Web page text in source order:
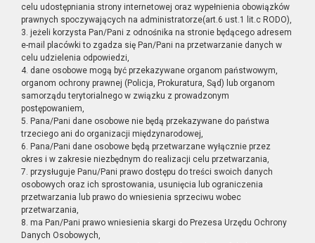
celu udostępniania strony internetowej oraz wypełnienia obowiązków
prawnych spoczywających na administratorze(art.6 ust.1 lit.c RODO),
3. jeżeli korzysta Pan/Pani z odnośnika na stronie będącego adresem
e-mail placówki to zgadza się Pan/Pani na przetwarzanie danych w
celu udzielenia odpowiedzi,
4. dane osobowe mogą być przekazywane organom państwowym,
organom ochrony prawnej (Policja, Prokuratura, Sąd) lub organom
samorządu terytorialnego w związku z prowadzonym
postępowaniem,
5. Pana/Pani dane osobowe nie będą przekazywane do państwa
trzeciego ani do organizacji międzynarodowej,
6. Pana/Pani dane osobowe będą przetwarzane wyłącznie przez
okres i w zakresie niezbędnym do realizacji celu przetwarzania,
7. przysługuje Panu/Pani prawo dostępu do treści swoich danych
osobowych oraz ich sprostowania, usunięcia lub ograniczenia
przetwarzania lub prawo do wniesienia sprzeciwu wobec
przetwarzania,
8. ma Pan/Pani prawo wniesienia skargi do Prezesa Urzędu Ochrony
Danych Osobowych,